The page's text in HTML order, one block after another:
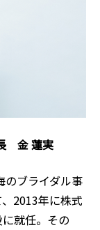
金 蓮実
のブライダル事
2013年に株式
就任。その